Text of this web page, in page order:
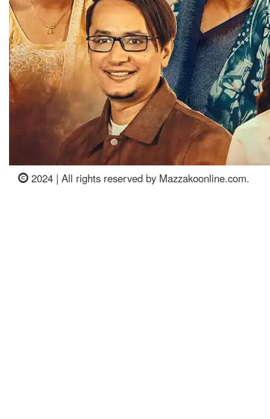
2024 | All rights reserved by Mazzakoonline.com.